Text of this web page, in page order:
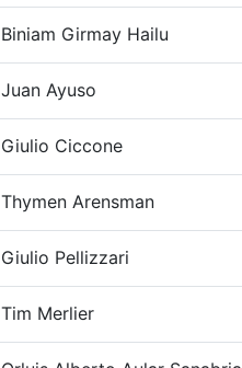
Biniam Girmay Hailu
Juan Ayuso
Giulio Ciccone
Thymen Arensman
Giulio Pellizzari
Tim Merlier